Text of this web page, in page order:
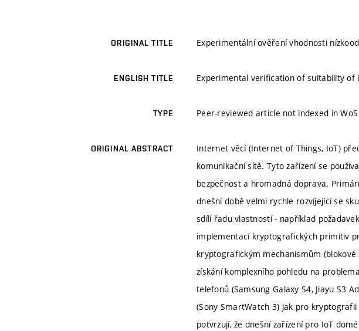
ORIGINAL TITLE Experimentální ověření vhodnosti
ENGLISH TITLE Experimental verification of suitability
TYPE Peer-reviewed article not indexed in
ORIGINAL ABSTRACT
Internet věcí (Internet of Things, IoT)
komunikační sítě. Tyto zařízení se
bezpečnost a hromadná doprava.
dnešní době velmi rychle rozvíjející se
sdílí řadu vlastností - například
implementací kryptografických primitiv
kryptografickým mechanismům
získání komplexního pohledu na
telefonů (Samsung Galaxy S4, Jiayu S3
(Sony SmartWatch 3) jak pro
potvrzují, že dnešní zařízení pro IoT